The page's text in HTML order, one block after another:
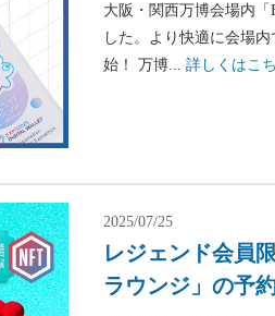
大阪・関西万博会場内
した。より快適に会場
始！ 万博... 詳しくはこ
2025/07/25
レジェンド会員
ラウンジ」の予